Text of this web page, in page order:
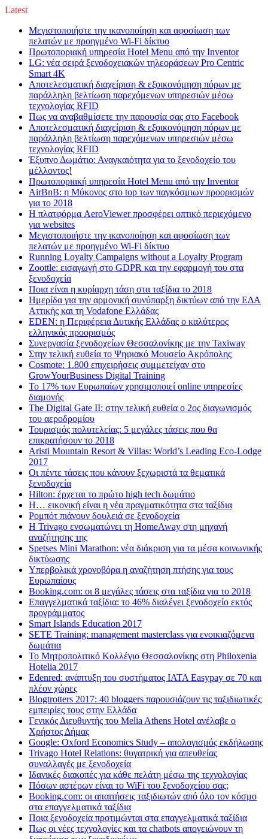
Latest
Μεγιστοποιήστε την ικανοποίηση και αφοσίωση των
πελατών με προηγμένο Wi-Fi δίκτυο
Πρωτοποριακή υπηρεσία Hotel Menu από την Inventor
LG: νέα σειρά ξενοδοχειακών τηλεοράσεων Pro Centric
Smart 4K
Αποτελεσματική διαχείριση & εξοικονόμηση πόρων με
παράλληλη βελτίωση παρεχόμενων υπηρεσιών μέσω
τεχνολογίας RFID
Πως να αναβαθμίσετε την παρουσία σας στο Facebook
Αποτελεσματική διαχείριση & εξοικονόμηση πόρων με
παράλληλη βελτίωση παρεχόμενων υπηρεσιών μέσω
τεχνολογίας RFID
Έξυπνο Δωμάτιο: Αναγκαιότητα για το ξενοδοχείο του
μέλλοντος!
Πρωτοποριακή υπηρεσία Hotel Menu από την Inventor
AirBnB: η Μύκονος στο top των παγκόσμιων προορισμών
για το 2018
Η πλατφόρμα AeroViewer προσφέρει οπτικό περιεχόμενο
για websites
Μεγιστοποιήστε την ικανοποίηση και αφοσίωση των
πελατών με προηγμένο Wi-Fi δίκτυο
Running Loyalty Campaigns without a Loyalty Program
Zoottle: εισαγωγή στο GDPR και την εφαρμογή του στα
ξενοδοχεία
Ποια είναι η κυρίαρχη τάση στα ταξίδια το 2018
Ημερίδα για την αρμονική συνύπαρξη δικτύων από την ΕΔΑ
Αττικής και τη Vodafone Ελλάδας
EDEN: η Περιφέρεια Δυτικής Ελλάδας ο καλύτερος
ελληνικός προορισμός
Συνεργασία ξενοδοχείων Θεσσαλονίκης με την Taxiway
Στην τελική ευθεία το Ψηφιακό Μουσείο Ακρόπολης
Cosmote: 1.800 επιχειρήσεις συμμετείχαν στο
GrowYourBusiness Digital Training
Το 17% των Ευρωπαίων χρησιμοποιεί online υπηρεσίες
διαμονής
The Digital Gate II: στην τελική ευθεία ο 2ος διαγωνισμός
του αεροδρομίου
Τουρισμός πολυτελείας: 5 μεγάλες τάσεις που θα
επικρατήσουν το 2018
Aristi Mountain Resort & Villas: World’s Leading Eco-Lodge
2017
Οι πέντε τάσεις που κάνουν ξεχωριστά τα θεματικά
ξενοδοχεία
Hilton: έρχεται τo πρώτο high tech δωμάτιο
Η… εικονική είναι η νέα πραγματικότητα στα ταξίδια
Ρομπότ πιάνουν δουλειά σε ξενοδοχεία
Η Trivago ενσωματώνει τη HomeAway στη μηχανή
αναζήτησης της
Spetses Mini Marathon: νέα διάκριση για τα μέσα κοινωνικής
δικτύωσης
Υπερβολικά χρονοβόρα η αναζήτηση πτήσης για τους
Ευρωπαίους
Booking.com: οι 8 μεγάλες τάσεις στα ταξίδια για το 2018
Επαγγελματικά ταξίδια: το 46% διαλέγει ξενοδοχείο εκτός
προγράμματος
Smart Islands Education 2017
SETE Training: management masterclass για ενοικιαζόμενα
δωμάτια
Το Μητροπολιτικό Κολλέγιο Θεσσαλονίκης στη Philoxenia
Hotelia 2017
Edenred: ανάπτυξη του συστήματος IATA Easypay σε 70 και
πλέον χώρες
Blogtrotters 2017: 40 bloggers παρουσιάζουν τις ταξιδιωτικές
εμπειρίες τους στην Ελλάδα
Γενικός Διευθυντής του Melia Athens Hotel ανέλαβε ο
Χρήστος Δήμας
Google: Oxford Economics Study – απολογισμός εκδήλωσης
Trivago Hotel Relations: θυγατρική για απευθείας
συναλλαγές με ξενοδοχεία
Iδανικές διακοπές για κάθε πελάτη μέσω της τεχνολογίας
Πόσων αστέρων είναι το WiFi του ξενοδοχείου σας;
Booking.com: οι απαιτήσεις ταξιδιωτών από όλο τον κόσμο
στα επαγγελματικά ταξίδια
Ποια ξενοδοχεία προτιμώνται στα επαγγελματικά ταξίδια
Πως οι νέες τεχνολογίες και τα chatbots απογειώνουν τη